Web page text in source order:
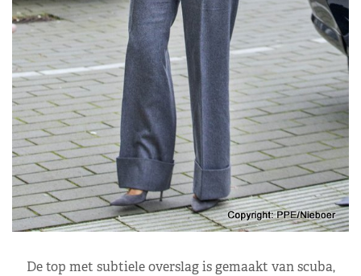
De top met subtiele overslag is gemaakt van scuba,